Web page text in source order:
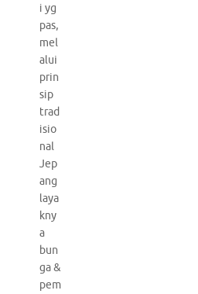
i yg
pas,
mel
alui
prin
sip
trad
isio
nal
Jep
ang
laya
kny
a
bun
ga &
pem